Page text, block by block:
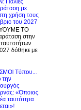
Παλιές
με
χρήση τους
του 2027
ΤΟ
στην
δόθηκε με
Tύπου...
την
«Όποιος
ταυτότητα